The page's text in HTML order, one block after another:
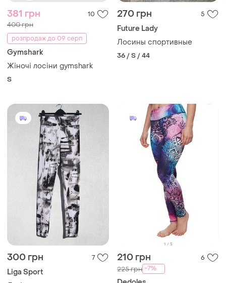
381 грн 10
400 грн
розпродаж до 09 серп
Gymshark
Жіночі лосіни gymshark
S
270 грн 5
Future Lady
Лосины спортивные
36 / S / 44
300 грн 7
Liga Sport
210 грн 6
225 грн -7%